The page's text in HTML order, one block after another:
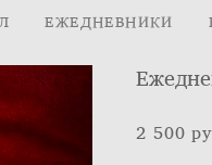
ЕЖЕДНЕВНИКИ
2 500